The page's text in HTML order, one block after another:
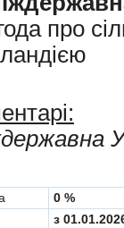
про
0 %
з